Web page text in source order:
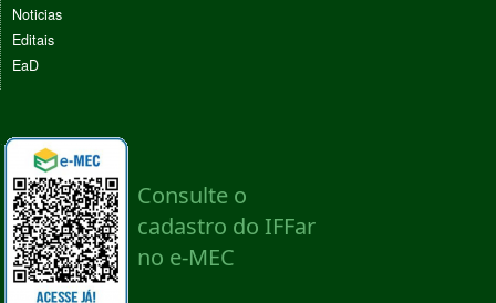
Noticias
Editais
EaD